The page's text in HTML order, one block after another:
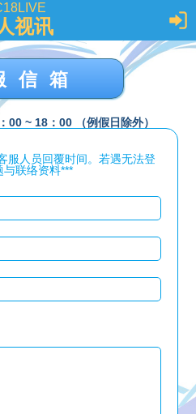
视讯
信箱
00 ~ 18：00 （例假日除外）
服人员回覆时间。若遇无法登
与联络资料***